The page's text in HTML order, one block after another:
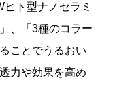
ト型ナノセラミ
、「3種のコラー
ことでうるおい
力や効果を高め